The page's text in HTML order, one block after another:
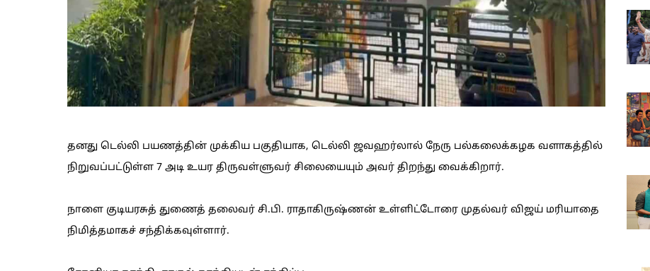
தனது டெல்லி பயணத்தின் முக்கிய பகுதியாக, டெல்லி ஜவஹர்லால் நேரு பல்கலைக்கழக வளாகத்தில்
நிறுவப்பட்டுள்ள 7 அடி உயர திருவள்ளுவர் சிலையையும் அவர் திறந்து வைக்கிறார்.
நாளை குடியரசுத் துணைத் தலைவர் சி.பி. ராதாகிருஷ்ணன் உள்ளிட்டோரை முதல்வர் விஜய் மரியாதை
நிமித்தமாகச் சந்திக்கவுள்ளார்.